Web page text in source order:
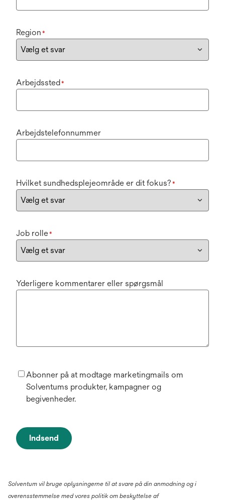
Region *
Arbejdssted *
Arbejdstelefonnummer
Hvilket sundhedsplejeområde er dit fokus? *
Job rolle*
Yderligere kommentarer eller spørgsmål
Abonner på at modtage marketingmails om
Solventums produkter, kampagner og
begivenheder.
Indsend
Solventum vil bruge oplysningerne til at svare på din anmodning og i
overensstemmelse med vores politik om beskyttelse af